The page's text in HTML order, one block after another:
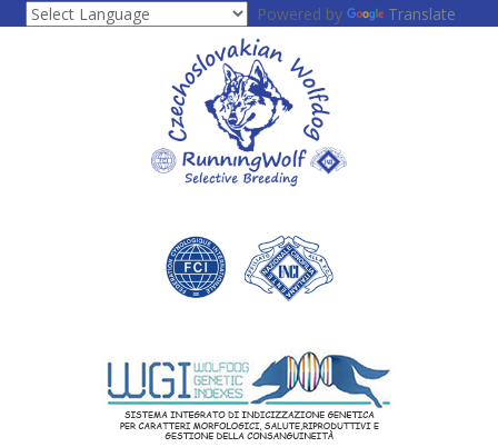
Powered by Translate